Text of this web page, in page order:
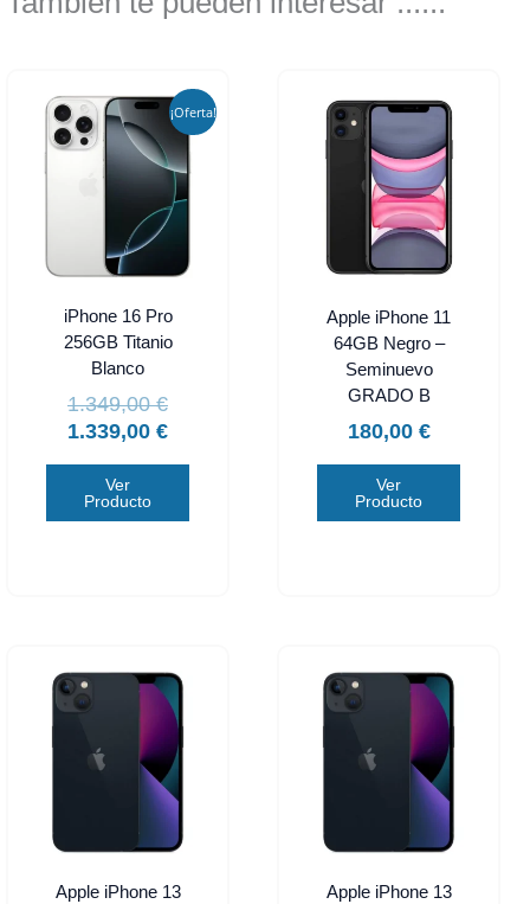
¡Oferta!
iPhone 16 Pro
256GB Titanio
Blanco
1.349,00€
El
precio
original
era:
1.349,00 €.
1.339,00 €
El
precio
actual
es:
1.339,00 €.
Ver
Producto
Apple iPhone 11
64GB Negro –
Seminuevo
GRADO B
180,00 €
Ver
Producto
Apple iPhone 13
Apple iPhone 13